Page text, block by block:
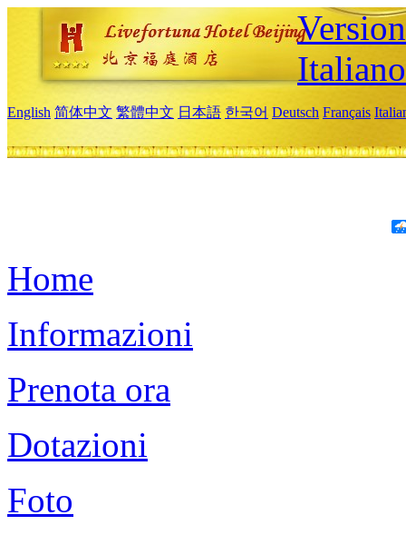
Italiano
English 简体中文 繁體中文 日本語 한국어 Deutsch Français
Home
Informazioni
Prenota ora
Dotazioni
Foto